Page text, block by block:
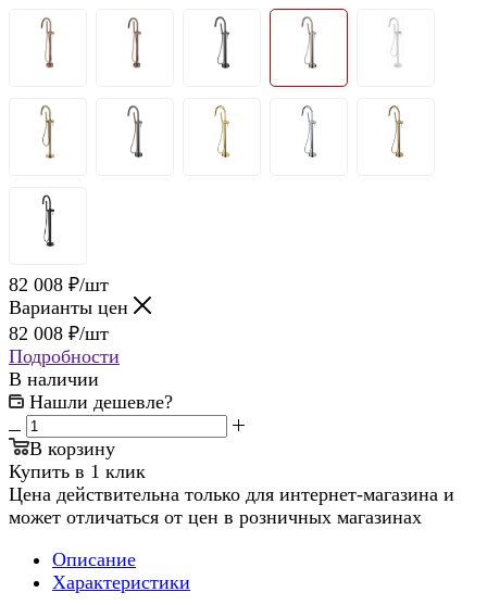
82 008 ₽/шт
Варианты цен
82 008 ₽/шт
Подробности
В наличии
Нашли дешевле?
В корзину
Купить в 1 клик
Цена действительна только для интернет-магазина и
может отличаться от цен в розничных магазинах
Описание
Характеристики